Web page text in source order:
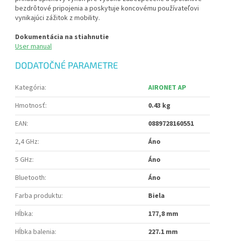
bezdrôtové pripojenia a poskytuje koncovému používateľovi
vynikajúci zážitok z mobility.
Dokumentácia na stiahnutie
User manual
DODATOČNÉ PARAMETRE
Kategória:
AIRONET AP
Hmotnosť:
0.43 kg
EAN:
0889728160551
2,4 GHz:
Áno
5 GHz:
Áno
Bluetooth:
Áno
Farba produktu:
Biela
Hĺbka:
177,8 mm
Hĺbka balenia:
227.1 mm